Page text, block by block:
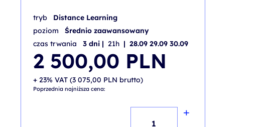
tryb
Distance Learning
poziom
Średnio zaawansowany
czas trwania
3 dni | 21h | 28.09 29.09 30.09
2 500,00 PLN
+ 23% VAT (3 075,00 PLN brutto)
Poprzednia najniższa cena:
+